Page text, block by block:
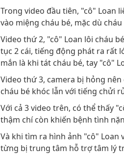
Trong video đầu tiên, "cô" Loan
vào miệng cháu bé, mặc dù
Video thứ 2, "cô" Loan lôi cháu
tục 2 cái, tiếng động phát ra rất
mắn là khi tát cháu bé, tay "cô"
Video thứ 3, camera bị hỏng
cháu bé khóc lẫn với tiếng chửi
Với cả 3 video trên, có thể thấy
thậm chí còn khiến bệnh tình
Và khi tìm ra hình ảnh "cô" Loan
từng bị trung tâm hỗ trợ tâm lý